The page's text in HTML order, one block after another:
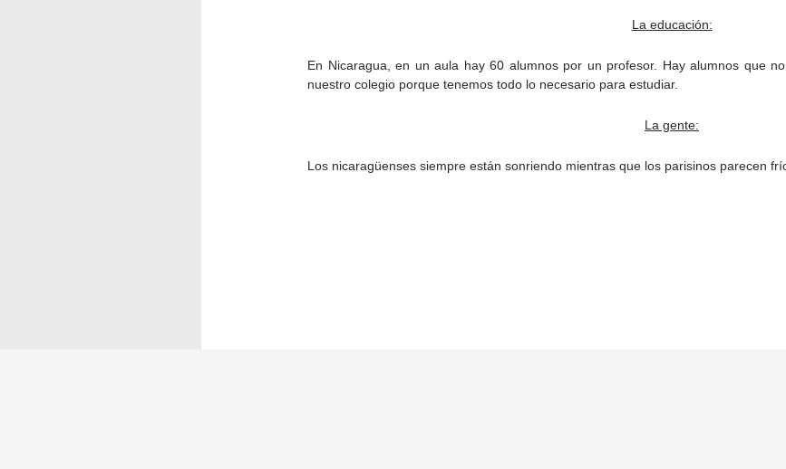
La educación:
En Nicaragua, en un aula hay 60 alumnos por un profesor. Hay alumnos que
nuestro colegio porque tenemos todo lo necesario para estudiar.
La gente:
Los nicaragüenses siempre están sonriendo mientras que los parisinos parecen